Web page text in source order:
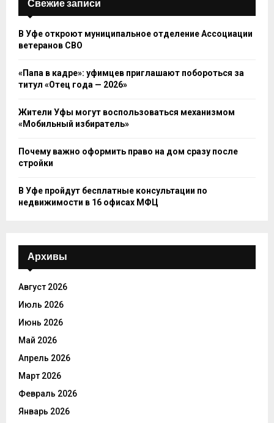
Свежие записи
В Уфе откроют муниципальное отделение Ассоциации
ветеранов СВО
«Папа в кадре»: уфимцев приглашают побороться за
титул «Отец года — 2026»
Жители Уфы могут воспользоваться механизмом
«Мобильный избиратель»
Почему важно оформить право на дом сразу после
стройки
В Уфе пройдут бесплатные консультации по
недвижимости в 16 офисах МФЦ
Архивы
Август 2026
Июль 2026
Июнь 2026
Май 2026
Апрель 2026
Март 2026
Февраль 2026
Январь 2026